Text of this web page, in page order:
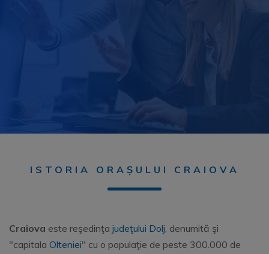
ISTORIA ORAȘULUI CRAIOVA
Craiova este reşedinţa judeţului Dolj, denumită şi
"capitala Olteniei" cu o populaţie de peste 300.000 de